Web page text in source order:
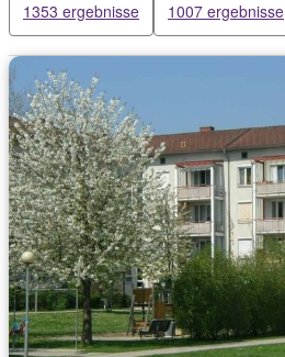
1353 ergebnisse 1007 ergebnisse